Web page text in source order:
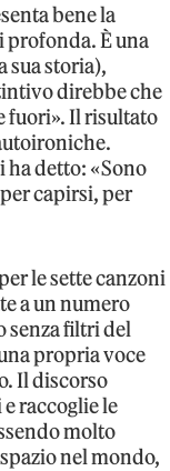
bene la
profonda. È una
sua storia),
direbbe che
fuori». Il risultato
ha detto: «Sono
capirsi, per
le sette canzoni
a un numero
senza filtri del
propria voce
Il discorso
e raccoglie le
molto
nel mondo,